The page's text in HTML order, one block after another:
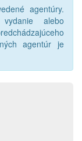
agentúry.
alebo
agentúr je